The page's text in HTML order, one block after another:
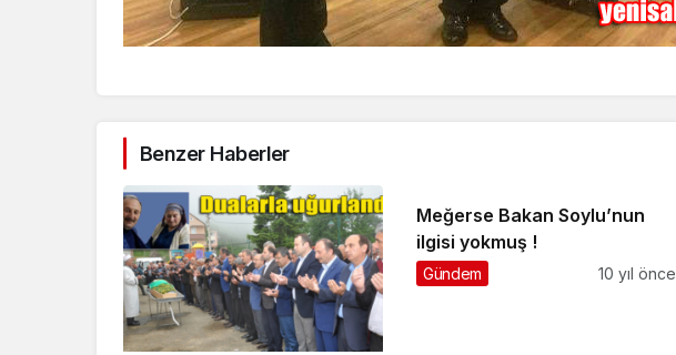
Benzer Haberler
Meğerse Bakan Soylu’nun
ilgisi yokmuş !
Gündem 10 yıl önce